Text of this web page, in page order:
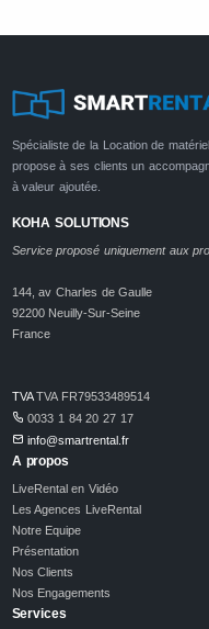
Spécialiste de la Location de
propose à ses clients un
à valeur ajoutée.
KOHA SOLUTIONS
Service proposé uniquement aux
144, av Charles de Gaulle
92200 Neuilly-Sur-Seine
France
TVATVA FR79533489514
0033 1 84 20 27 17
info@smartrental.fr
A propos
LiveRental en Vidéo
Les Agences LiveRental
Notre Equipe
Présentation
Nos Clients
Nos Engagements
Services